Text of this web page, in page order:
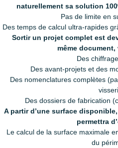
naturellement sa solution
Pas de limite en
Des temps de calcul ultra-rapides
Sortir un projet complet est
même
Des
Des avant-projets et des
Des nomenclatures complètes
Des dossiers de fabrication
A partir d’une surface
permettra
Le calcul de la surface maximale
du